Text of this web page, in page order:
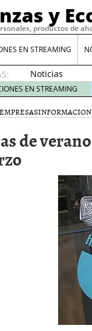
y
productos de
EN STREAMING
Noticias
de XRP
por qué
las
whales
16
de abril
Comparativa
acelera la
Meses sin
24 de
Planificar tu
21
¿Cuánto cuesta
EN STREAMING
EMPRESASINFORMACION
de